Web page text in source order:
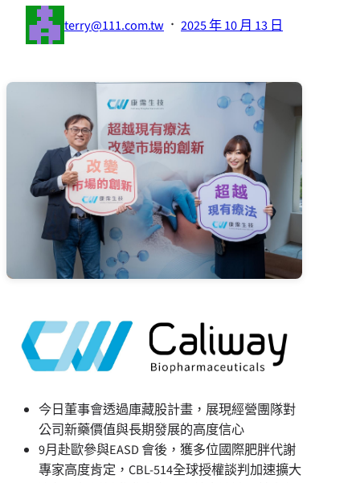
terry@111.com.tw · 2025 年 10 月 13 日
今日董事會透過庫藏股計畫，展現經營團隊對
公司新藥價值與長期發展的高度信心
9月赴歐參與EASD 會後，獲多位國際肥胖代謝
專家高度肯定，CBL-514全球授權談判加速擴大